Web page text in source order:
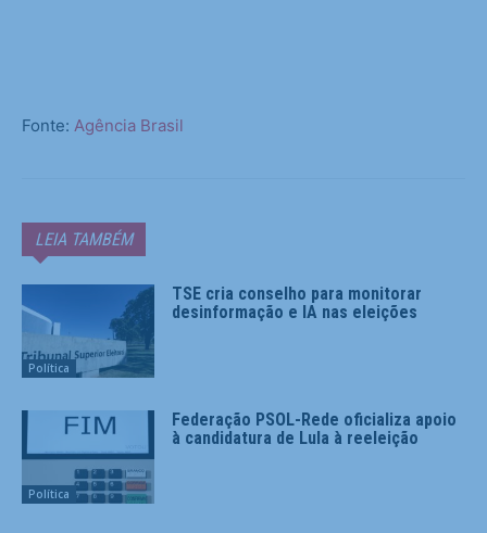
Fonte: Agência Brasil
LEIA TAMBÉM
Política
TSE cria conselho para monitorar
desinformação e IA nas eleições
Política
Federação PSOL-Rede oficializa apoio
à candidatura de Lula à reeleição